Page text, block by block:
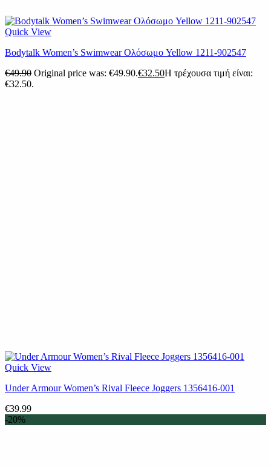
Quick View
Βodytalk Women’s Swimwear Ολόσωμο Yellow 1211-902547
€49.90 Original price was: €49.90.€32.50Η τρέχουσα τιμή είναι:
€32.50.
Quick View
Under Armour Women’s Rival Fleece Joggers 1356416-001
€39.99
-20%